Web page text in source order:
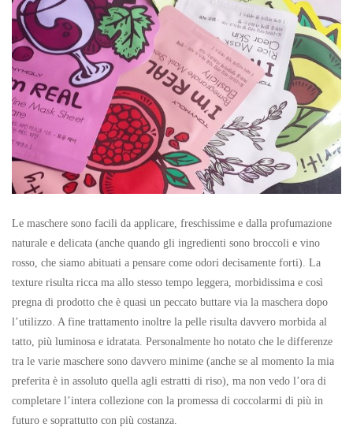
Le maschere sono facili da applicare, freschissime e dalla profumazione
naturale e delicata (anche quando gli ingredienti sono broccoli e vino
rosso, che siamo abituati a pensare come odori decisamente forti). La
texture risulta ricca ma allo stesso tempo leggera, morbidissima e così
pregna di prodotto che è quasi un peccato buttare via la maschera dopo
l’utilizzo. A fine trattamento inoltre la pelle risulta davvero morbida al
tatto, più luminosa e idratata. Personalmente ho notato che le differenze
tra le varie maschere sono davvero minime (anche se al momento la mia
preferita è in assoluto quella agli estratti di riso), ma non vedo l’ora di
completare l’intera collezione con la promessa di coccolarmi di più in
futuro e soprattutto con più costanza.